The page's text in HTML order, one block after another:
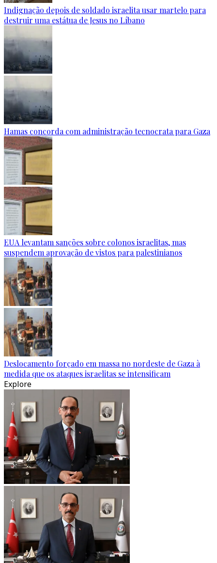
Indignação depois de soldado israelita usar martelo para
destruir uma estátua de Jesus no Líbano
Hamas concorda com administração tecnocrata para Gaza
EUA levantam sanções sobre colonos israelitas, mas
suspendem aprovação de vistos para palestinianos
Deslocamento forçado em massa no nordeste de Gaza à
medida que os ataques israelitas se intensificam
Explore